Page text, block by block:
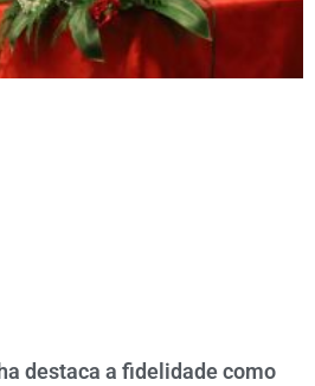
destaca a fidelidade como